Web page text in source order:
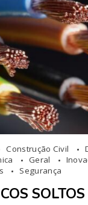
Construção Civil
Geral
Segurança